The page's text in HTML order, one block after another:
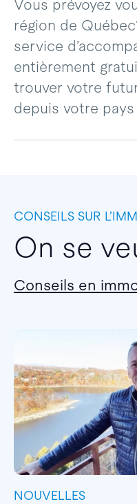
Vous prévoyez
région de
service
entièrement
trouver votre
depuis votre pays
CONSEILS SUR
On se
Conseils en
NOUVELLES